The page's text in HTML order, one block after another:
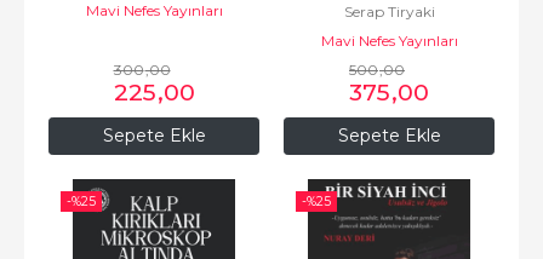
Sepete Ekle
Mavi Nefes Yayınları
300,00
225,00
Sepete Ekle
Serap Tiryaki
Mavi Nefes Yayınları
500,00
375,00
-%25 -%25